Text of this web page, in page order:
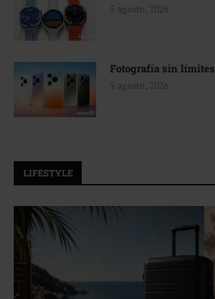
5 agosto, 2026
Fotografía sin límites
5 agosto, 2026
LIFESTYLE